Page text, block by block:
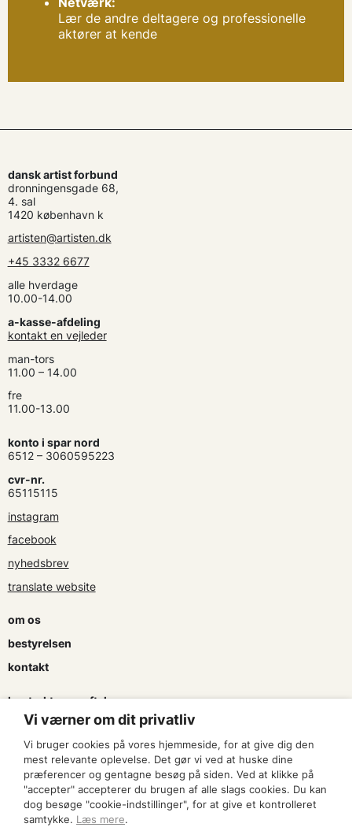
Lær de andre deltagere og professionelle
aktører at kende
dansk artist forbund
dronningensgade 68,
4. sal
1420 københavn k
artisten@artisten.dk
+45 3332 6677
alle hverdage
10.00-14.00
a-kasse-afdeling
kontakt en vejleder
man-tors
11.00 – 14.00
fre
11.00-13.00
konto i spar nord
6512 – 3060595223
cvr-nr.
65115115
instagram
facebook
nyhedsbrev
translate website
om os
bestyrelsen
kontakt
kontrakter og aftaler
søg tilskud
presse & logo
bliv medlem
Vi værner om dit privatliv
Vi bruger cookies på vores hjemmeside, for at give dig den
mest relevante oplevelse. Det gør vi ved at huske dine
præferencer og gentagne besøg på siden. Ved at klikke på
"accepter" accepterer du brugen af alle slags cookies. Du kan
dog besøge "cookie-indstillinger", for at give et kontrolleret
samtykke. Læs mere.